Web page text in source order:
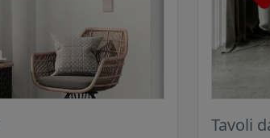
Tavoli